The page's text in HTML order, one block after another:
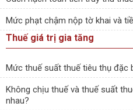
Mức phạt chậm nộp tờ khai và
Thuế giá trị gia tăng
Mức thuế suất thuế tiêu thụ đặc
Không chịu thuế và thuế suất
nhau?